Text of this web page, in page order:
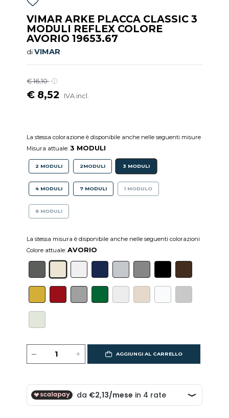
VIMAR ARKE PLACCA CLASSIC 3
MODULI REFLEX COLORE
AVORIO 19653.67
diVIMAR
€ 16,10
€ 8,52 IVA incl.
La stessa colorazione è disponibile anche nelle seguenti misure
Misura attuale:3 MODULI
2 MODULI 2MODULI 3 MODULI
4 MODULI 7 MODULI 1 MODULO
8 MODULI
La stessa misura è disponibile anche nelle seguenti colorazioni
Colore attuale:AVORIO
AGGIUNGI AL CARRELLO